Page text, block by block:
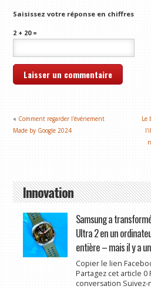
Saisissez votre réponse en chiffres
2 + 20 =
« Comment regarder l'événement
Made by Google 2024
Le
Innovation
Samsung a
Ultra 2 en un
entière – mais il y a
Copier le lien
Partagez cet article 0
conversation